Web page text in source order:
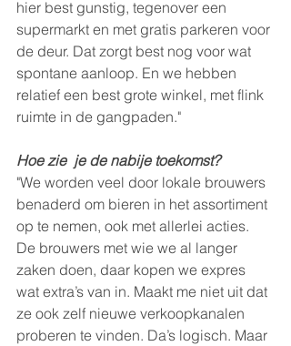
hier best gunstig, tegenover een
supermarkt en met gratis parkeren voor
de deur. Dat zorgt best nog voor wat
spontane aanloop. En we hebben
relatief een best grote winkel, met flink
ruimte in de gangpaden."
Hoe zie  je de nabije toekomst?
"We worden veel door lokale brouwers
benaderd om bieren in het assortiment
op te nemen, ook met allerlei acties.
De brouwers met wie we al langer
zaken doen, daar kopen we expres
wat extra’s van in. Maakt me niet uit dat
ze ook zelf nieuwe verkoopkanalen
proberen te vinden. Da’s logisch. Maar